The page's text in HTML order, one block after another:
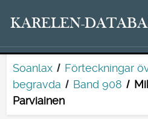
KARELEN-
Soanlax
Förteckningar
begravda
Band 908
Parviainen